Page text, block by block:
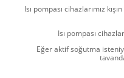
Isı pompası cihazlarımız
Isı pompası
Eğer aktif soğutma